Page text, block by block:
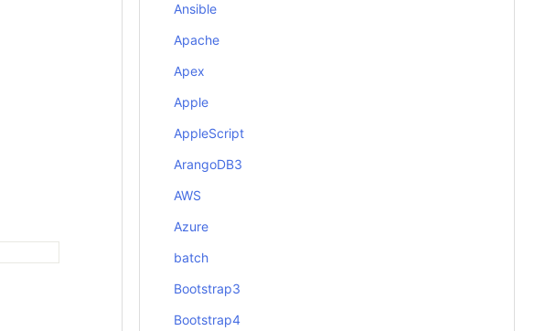
Ansible
Apache
Apex
Apple
AppleScript
ArangoDB3
AWS
Azure
batch
Bootstrap3
Bootstrap4